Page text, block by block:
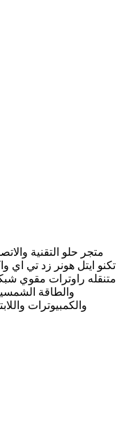
متجر حلو التقنية
تكنو ايتل هونر زد تي
متنقله راوترات مقوي
والطاقة
والكمبيوترات